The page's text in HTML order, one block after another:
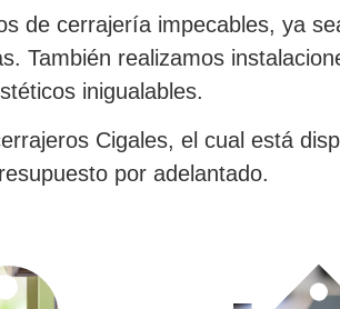
de cerrajería impecables, ya
También realizamos
inigualables.
Cigales, el cual está
por adelantado.